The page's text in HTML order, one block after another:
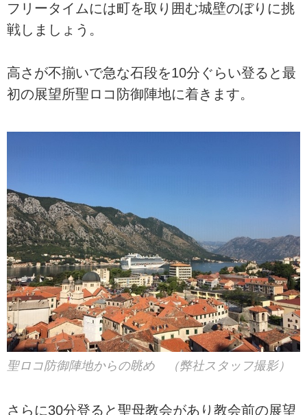
フリータイムには町を取り囲む城壁のぼりに挑
戦しましょう。
高さが不揃いで急な石段を10分ぐらい登ると最
初の展望所聖ロコ防御陣地に着きます。
聖ロコ防御陣地からの眺め （弊社スタッフ撮影）
さらに30分登ると聖母教会があり教会前の展望